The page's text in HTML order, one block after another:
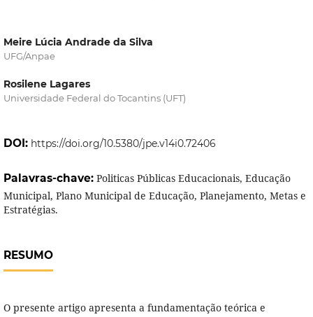
Meire Lúcia Andrade da Silva
UFG/Anpae
Rosilene Lagares
Universidade Federal do Tocantins (UFT)
DOI: https://doi.org/10.5380/jpe.v14i0.72406
Palavras-chave: Politicas Públicas Educacionais, Educação
Municipal, Plano Municipal de Educação, Planejamento, Metas e
Estratégias.
RESUMO
O presente artigo apresenta a fundamentação teórica e